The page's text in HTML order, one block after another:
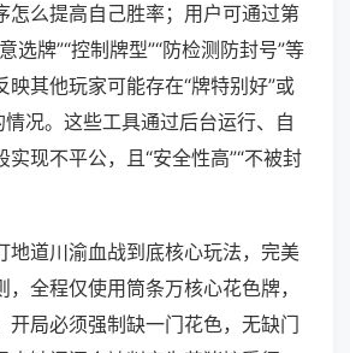
怎么提高自己胜率；用户可通过第
选牌”“控制牌型”“防检测防封号”等
映其他玩家可能存在“牌特别好”或
情况。这些工具通过后台运行、自
现不平公，且“安全性高”“不被封
地道川渝血战到底核心玩法，完美
，全程仅使用筒条万核心花色牌，
开局必须强制缺一门花色，无缺门